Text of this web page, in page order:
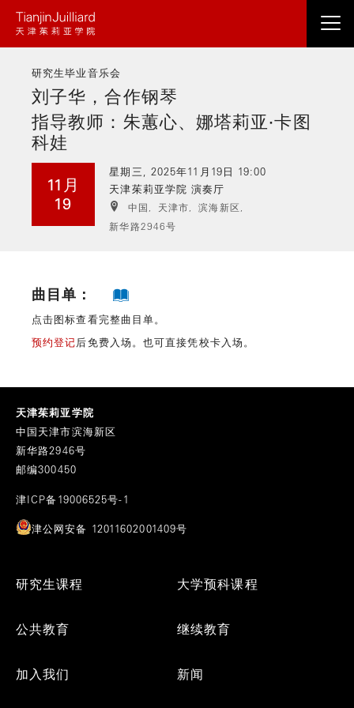
研究生毕业音乐会
刘子华，合作钢琴
指导教师：朱蕙心、娜塔莉亚·卡图
科娃
11月
19
星期三, 2025年11月19日 19:00
天津茱莉亚学院 演奏厅
中国, 天津市,
滨海新区,
新华路2946号
曲目单：
点击图标查看完整曲目单。
预约登记后免费入场。也可直接凭校卡入场。
天津茱莉亚学院
中国天津市滨海新区
新华路2946号
邮编300450
津ICP备19006525号-1
津公网安备 12011602001409号
Footer
研究生课程 大学预科课程
公共教育 继续教育
加入我们 新闻